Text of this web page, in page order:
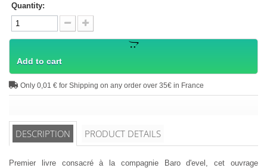
Quantity:
Add to cart
Only 0,01 € for Shipping on any order over 35€ in France
DESCRIPTION PRODUCT DETAILS
Premier livre consacré à la compagnie Baro d'evel, cet ouvrage